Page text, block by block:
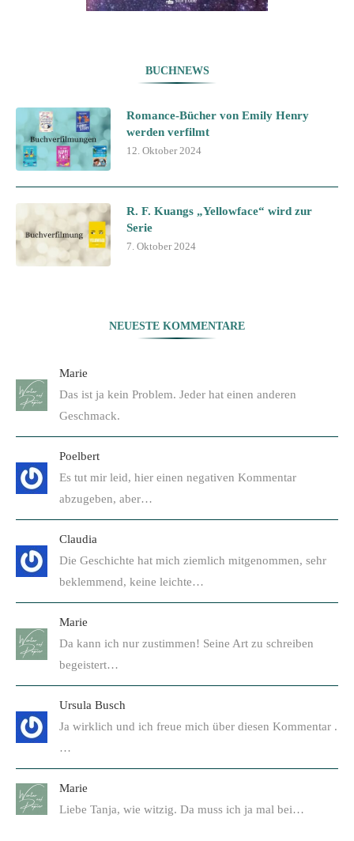
BUCHNEWS
Romance-Bücher von Emily Henry
werden verfilmt
12. Oktober 2024
R. F. Kuangs „Yellowface“ wird zur
Serie
7. Oktober 2024
NEUESTE KOMMENTARE
Marie
Das ist ja kein Problem. Jeder hat einen anderen
Geschmack.
Poelbert
Es tut mir leid, hier einen negativen Kommentar
abzugeben, aber…
Claudia
Die Geschichte hat mich ziemlich mitgenommen, sehr
beklemmend, keine leichte…
Marie
Da kann ich nur zustimmen! Seine Art zu schreiben
begeistert…
Ursula Busch
Ja wirklich und ich freue mich über diesen Kommentar .
…
Marie
Liebe Tanja, wie witzig. Da muss ich ja mal bei…